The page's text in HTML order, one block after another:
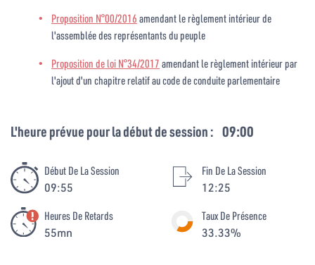
Proposition N°00/2016amendant le règlement intérieur de
l'assemblée des représentants du peuple
Proposition de loi N°34/2017amendant le règlement intérieur par
l'ajout d'un chapitre relatif au code de conduite parlementaire
L'heure prévue pour la début de session : 09:00
Début De La Session
09:55
Fin De La Session
12:25
Heures De Retards
55mn
Taux De Présence
33.33%